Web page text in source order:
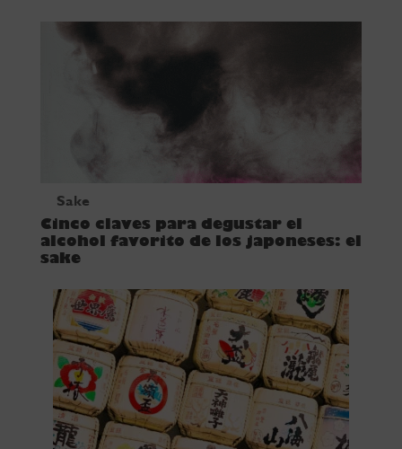
Sake
Cinco claves para degustar el
alcohol favorito de los japoneses: el
sake